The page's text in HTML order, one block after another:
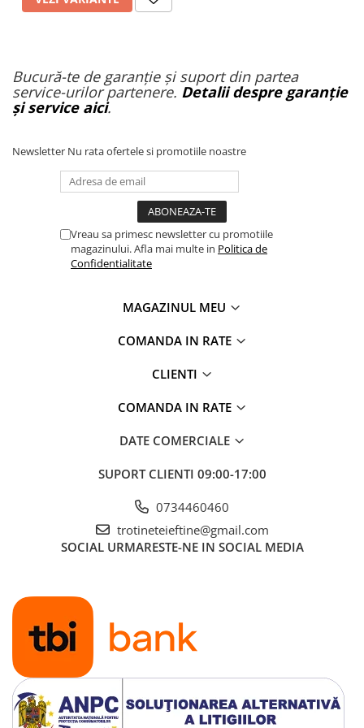
Bucură-te de garanție și suport din partea
service-urilor partenere. Detalii despre garanție
și service aici.
Newsletter Nu rata ofertele si promotiile noastre
Vreau sa primesc newsletter cu promotiile
magazinului. Afla mai multe in Politica de
Confidentialitate
MAGAZINUL MEU
COMANDA IN RATE
CLIENTI
COMANDA IN RATE
DATE COMERCIALE
SUPORT CLIENTI 09:00-17:00
0734460460
trotineteieftine@gmail.com
SOCIAL URMARESTE-NE IN SOCIAL MEDIA